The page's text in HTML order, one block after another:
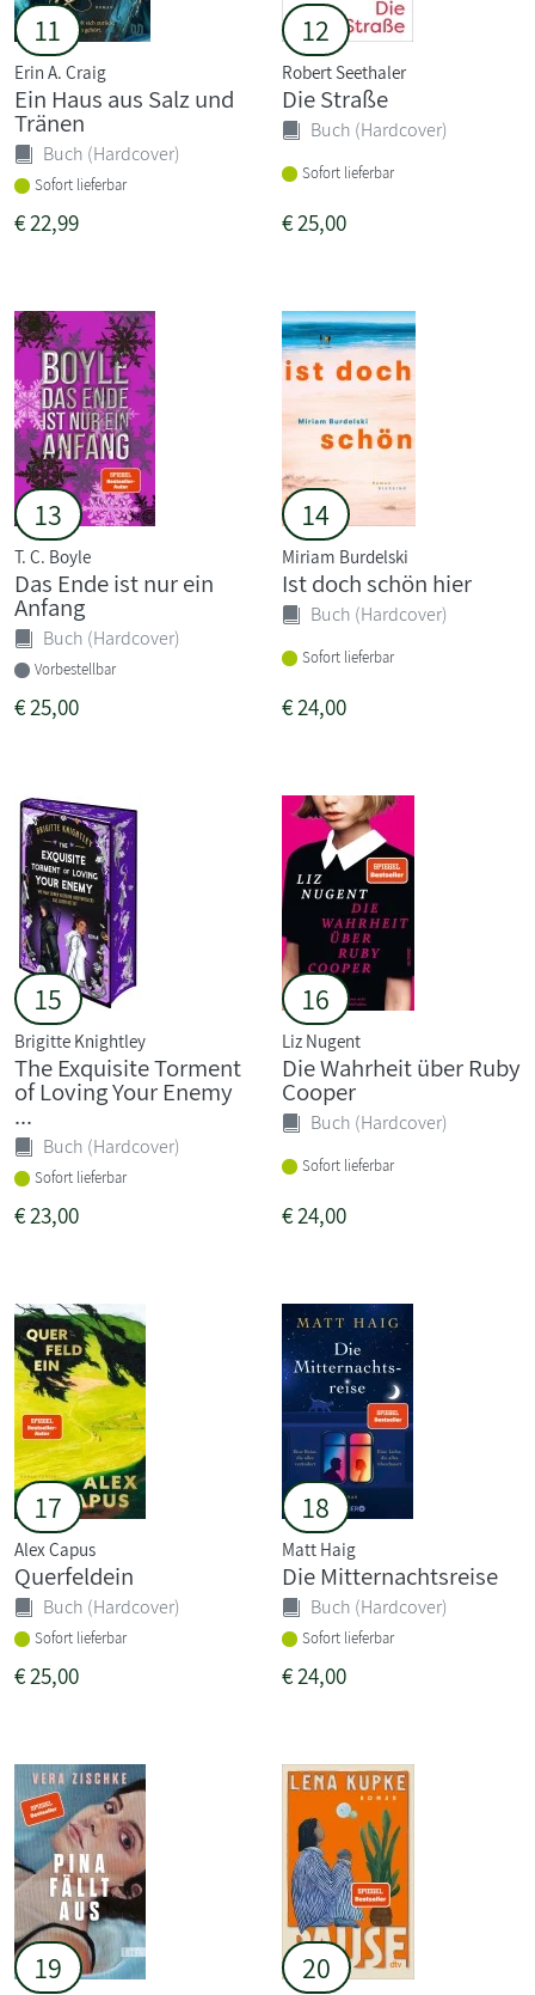
11
Erin A. Craig
Ein Haus aus Salz und
Tränen
Buch (Hardcover)
Sofort lieferbar
€22,99
12
Robert Seethaler
Die Straße
Buch (Hardcover)
Sofort lieferbar
€25,00
13
T. C. Boyle
Das Ende ist nur ein
Anfang
Buch (Hardcover)
Vorbestellbar
€25,00
14
Miriam Burdelski
Ist doch schön hier
Buch (Hardcover)
Sofort lieferbar
€24,00
15
Brigitte Knightley
The Exquisite Torment
of Loving Your Enemy
...
Buch (Hardcover)
Sofort lieferbar
€23,00
16
Liz Nugent
Die Wahrheit über Ruby
Cooper
Buch (Hardcover)
Sofort lieferbar
€24,00
17
Alex Capus
Querfeldein
Buch (Hardcover)
Sofort lieferbar
€25,00
18
Matt Haig
Die Mitternachtsreise
Buch (Hardcover)
Sofort lieferbar
€24,00
19 20